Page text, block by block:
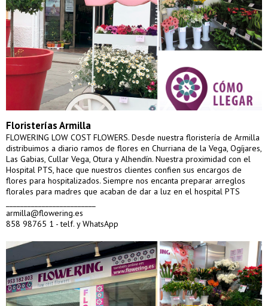
Floristerías Armilla
FLOWERING LOW COST FLOWERS. Desde nuestra floristería de Armilla
distribuimos a diario ramos de flores en Churriana de la Vega, Ogíjares,
Las Gabias, Cullar Vega, Otura y Alhendín. Nuestra proximidad con el
Hospital PTS, hace que nuestros clientes confien sus encargos de
flores para hospitalizados. Siempre nos encanta preparar arreglos
florales para madres que acaban de dar a luz en el hospital PTS
armilla@flowering.es
858 98765 1 - telf. y WhatsApp